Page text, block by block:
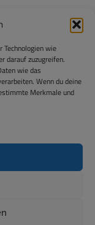
wie
darauf zuzugreifen.
wie das
Wenn du deine
Merkmale und
GmbH,